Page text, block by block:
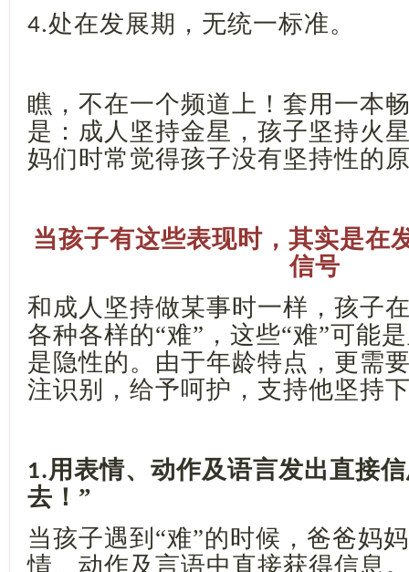
4.处在发展期，无统一标准。
瞧，不在一个频道上！套用一本
是：成人坚持金星，孩子坚持火
妈们时常觉得孩子没有坚持性的
当孩子有这些表现时，其实是在
信号
和成人坚持做某事时一样，孩子
各种各样的“难”，这些“难”可能
是隐性的。由于年龄特点，更需
注识别，给予呵护，支持他坚持
1.用表情、动作及语言发出直接
去！”
当孩子遇到 “难”的时候，爸爸妈
情、动作及言语中直接获得信息